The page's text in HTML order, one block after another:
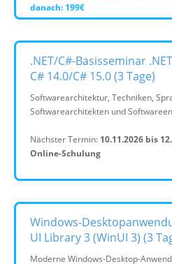
danach: 199€
.NET/C#-Basisseminar
C# 14.0/C# 15.0 (3 Tage)
Softwarearchitektur, Techniken,
Softwarearchitekten und
Nächster Termin: 10.11.2026 bis
Online-Schulung
Windows-
UI Library 3 (WinUI 3) (3
Moderne Windows-Desktop-